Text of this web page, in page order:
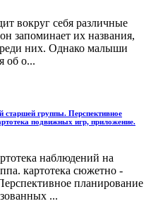
вокруг себя раз­личные
запоминает их названия,
них. Однако малыши
об о...
старшей группы. Перспективное
подвижных игр, приложение.
наблюдений на
картотека сюжетно -
планирование
...